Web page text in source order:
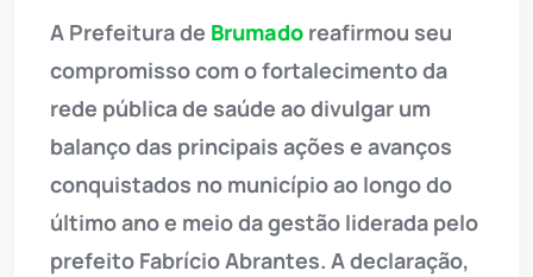
A Prefeitura de Brumado reafirmou seu
compromisso com o fortalecimento da
rede pública de saúde ao divulgar um
balanço das principais ações e avanços
conquistados no município ao longo do
último ano e meio da gestão liderada pelo
prefeito Fabrício Abrantes. A declaração,